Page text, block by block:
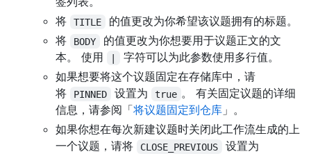
将
TITLE
的值更改为你希望该议题拥有的标题。
将
BODY
的值更改为你想要用于议题正文的文
本。 使用
|
字符可以为此参数使用多行值。
如果想要将这个议题固定在存储库中，请
将
PINNED 设置为 true 。 有关固定议题的详细
信息，请参阅「将议题固定到仓库 」。
如果你想在每次新建议题时关闭此工作流生成的上
一个议题，请将
CLOSE_PREVIOUS 设置为